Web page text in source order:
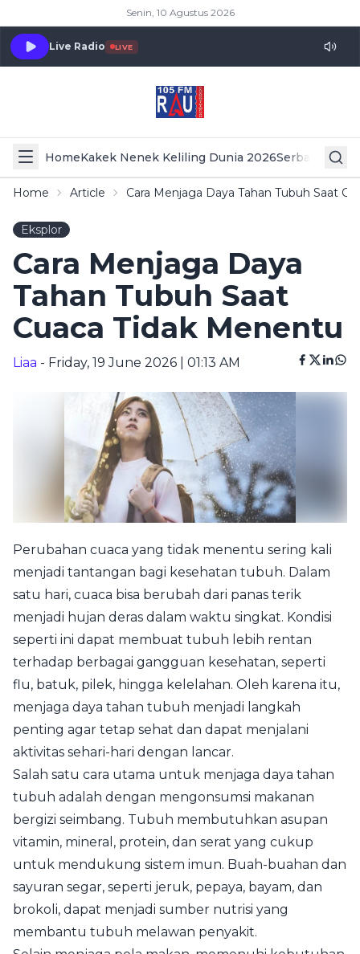
Senin, 10 Agustus 2026
Live Radio LIVE
HomeKakek Nenek Keliling Dunia 2026Serba Serbi
Home Article Cara Menjaga Daya Tahan Tubuh Saat
Eksplor
Cara Menjaga Daya
Tahan Tubuh Saat
Cuaca Tidak Menentu
Liaa - Friday, 19 June 2026 | 01:13 AM
Perubahan cuaca yang tidak menentu sering kali
menjadi tantangan bagi kesehatan tubuh. Dalam
satu hari, cuaca bisa berubah dari panas terik
menjadi hujan deras dalam waktu singkat. Kondisi
seperti ini dapat membuat tubuh lebih rentan
terhadap berbagai gangguan kesehatan, seperti
flu, batuk, pilek, hingga kelelahan. Oleh karena itu,
menjaga daya tahan tubuh menjadi langkah
penting agar tetap sehat dan dapat menjalani
aktivitas sehari-hari dengan lancar.
Salah satu cara utama untuk menjaga daya tahan
tubuh adalah dengan mengonsumsi makanan
bergizi seimbang. Tubuh membutuhkan asupan
vitamin, mineral, protein, dan serat yang cukup
untuk mendukung sistem imun. Buah-buahan dan
sayuran segar, seperti jeruk, pepaya, bayam, dan
brokoli, dapat menjadi sumber nutrisi yang
membantu tubuh melawan penyakit.